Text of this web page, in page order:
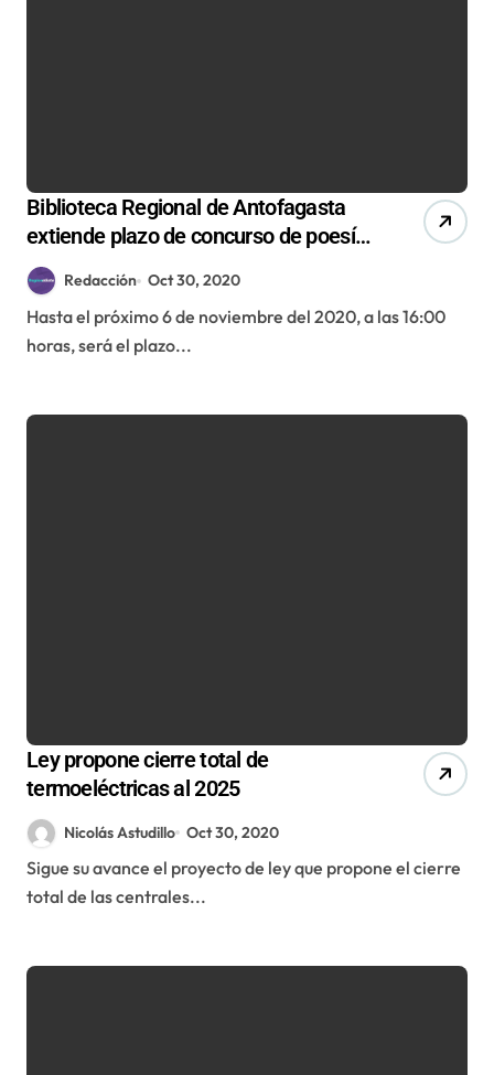
Biblioteca Regional de Antofagasta
extiende plazo de concurso de poesía
«Paisaje y Territorio»
Redacción Oct 30, 2020
Hasta el próximo 6 de noviembre del 2020, a las 16:00
horas, será el plazo...
Ley propone cierre total de
termoeléctricas al 2025
Nicolás Astudillo Oct 30, 2020
Sigue su avance el proyecto de ley que propone el cierre
total de las centrales...